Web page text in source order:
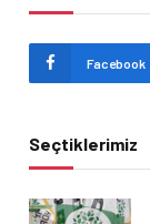
Facebook
Seçtiklerimiz